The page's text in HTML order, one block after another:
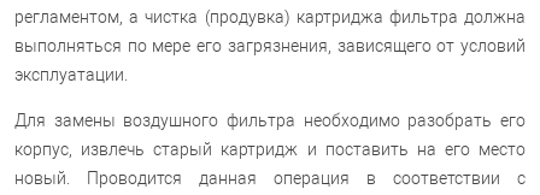
регламентом, а чистка (продувка) картриджа фильтра должна
выполняться по мере его загрязнения, зависящего от условий
эксплуатации.
Для замены воздушного фильтра необходимо разобрать его
корпус, извлечь старый картридж и поставить на его место
новый. Проводится данная операция в соответствии с